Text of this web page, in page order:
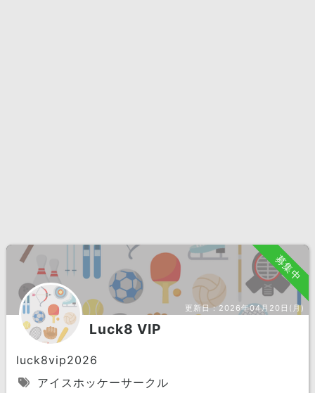
募集中
更新日：2026年04月20日(月)
Luck8 VIP
luck8vip2026
アイスホッケーサークル